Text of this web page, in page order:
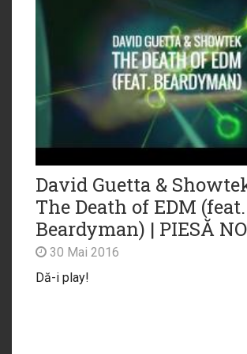
David Guetta &
The Death of EDM (feat.
Beardyman) | PIESĂ
30 Mai 2016
Dă-i play!